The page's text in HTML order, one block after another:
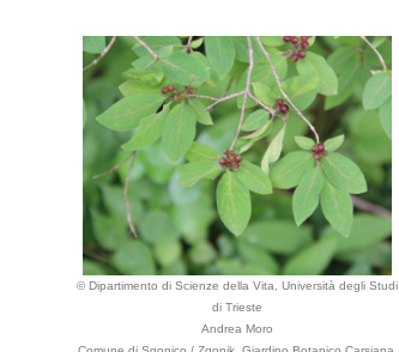
© Dipartimento di Scienze della Vita, Università degli Studi
di Trieste
Andrea Moro